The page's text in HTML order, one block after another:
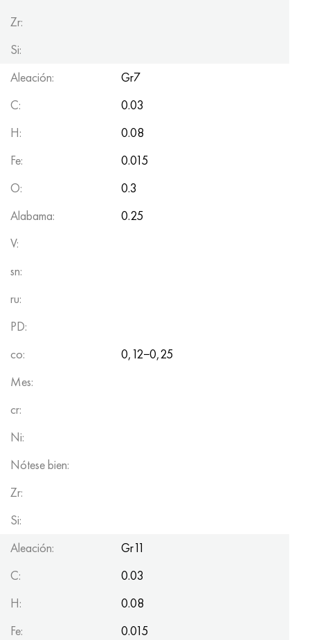
Zr:
Si:
Aleación:
Gr7
C:
0.03
H:
0.08
Fe:
0.015
O:
0.3
Alabama:
0.25
V:
sn:
ru:
PD:
co:
0,12−0,25
Mes:
cr:
Ni:
Nótese bien:
Zr:
Si:
Aleación:
Gr11
C:
0.03
H:
0.08
Fe:
0.015